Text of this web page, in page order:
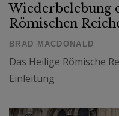
Wiederbelebung
Römischen
BRAD MACDONALD
Das Heilige Römische
Einleitung